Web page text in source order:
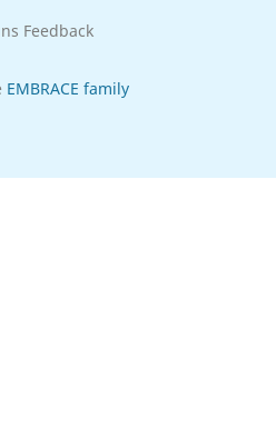
Feedback
EMBRACE family